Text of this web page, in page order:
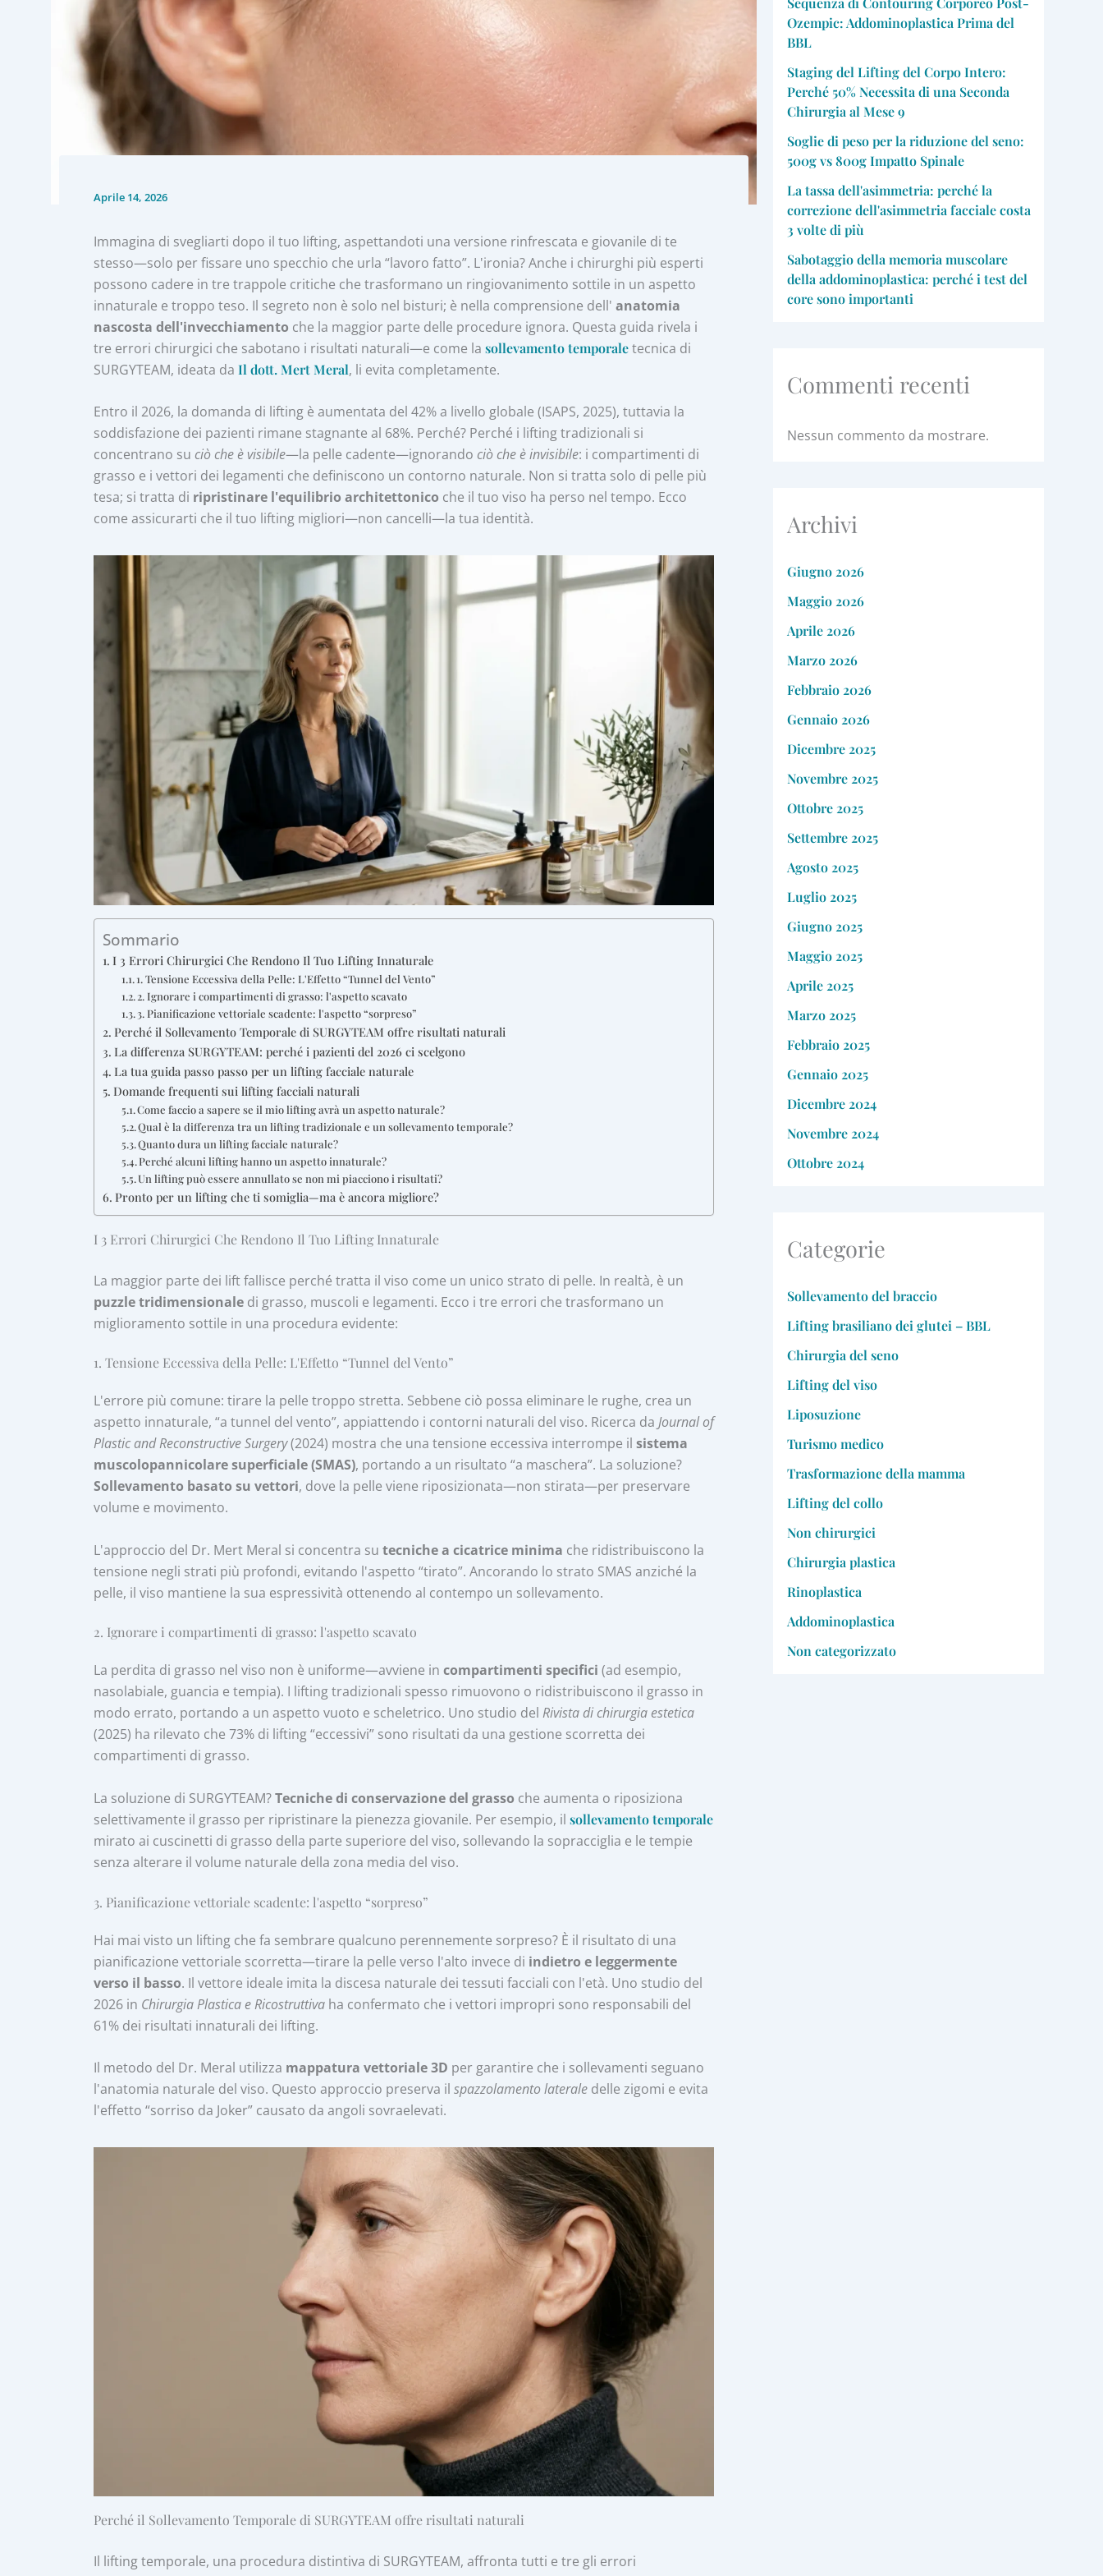
Aprile 14, 2026
Immagina di svegliarti dopo il tuo lifting, aspettandoti una versione rinfrescata e giovanile di te
stesso—solo per fissare uno specchio che urla “lavoro fatto”. L'ironia? Anche i chirurghi più esperti
possono cadere in tre trappole critiche che trasformano un ringiovanimento sottile in un aspetto
innaturale e troppo teso. Il segreto non è solo nel bisturi; è nella comprensione dell' anatomia
nascosta dell'invecchiamento che la maggior parte delle procedure ignora. Questa guida rivela i
tre errori chirurgici che sabotano i risultati naturali—e come la sollevamento temporaletecnica di
SURGYTEAM, ideata da Il dott. Mert Meral, li evita completamente.
Entro il 2026, la domanda di lifting è aumentata del 42% a livello globale (ISAPS, 2025), tuttavia la
soddisfazione dei pazienti rimane stagnante al 68%. Perché? Perché i lifting tradizionali si
concentrano su ciò che è visibile—la pelle cadente—ignorando ciò che è invisibile: i compartimenti di
grasso e i vettori dei legamenti che definiscono un contorno naturale. Non si tratta solo di pelle più
tesa; si tratta di ripristinare l'equilibrio architettonico che il tuo viso ha perso nel tempo. Ecco
come assicurarti che il tuo lifting migliori—non cancelli—la tua identità.
Sommario
I 3 Errori Chirurgici Che Rendono Il Tuo Lifting Innaturale
1. Tensione Eccessiva della Pelle: L'Effetto “Tunnel del Vento”
2. Ignorare i compartimenti di grasso: l'aspetto scavato
3. Pianificazione vettoriale scadente: l'aspetto “sorpreso”
Perché il Sollevamento Temporale di SURGYTEAM offre risultati naturali
La differenza SURGYTEAM: perché i pazienti del 2026 ci scelgono
La tua guida passo passo per un lifting facciale naturale
Domande frequenti sui lifting facciali naturali
Come faccio a sapere se il mio lifting avrà un aspetto naturale?
Qual è la differenza tra un lifting tradizionale e un sollevamento temporale?
Quanto dura un lifting facciale naturale?
Perché alcuni lifting hanno un aspetto innaturale?
Un lifting può essere annullato se non mi piacciono i risultati?
Pronto per un lifting che ti somiglia—ma è ancora migliore?
I 3 Errori Chirurgici Che Rendono Il Tuo Lifting Innaturale
La maggior parte dei lift fallisce perché tratta il viso come un unico strato di pelle. In realtà, è un
puzzle tridimensionale di grasso, muscoli e legamenti. Ecco i tre errori che trasformano un
miglioramento sottile in una procedura evidente:
1. Tensione Eccessiva della Pelle: L'Effetto “Tunnel del Vento”
L'errore più comune: tirare la pelle troppo stretta. Sebbene ciò possa eliminare le rughe, crea un
aspetto innaturale, “a tunnel del vento”, appiattendo i contorni naturali del viso. Ricerca da Journal of
Plastic and Reconstructive Surgery(2024) mostra che una tensione eccessiva interrompe il sistema
muscolopannicolare superficiale (SMAS), portando a un risultato “a maschera”. La soluzione?
Sollevamento basato su vettori, dove la pelle viene riposizionata—non stirata—per preservare
volume e movimento.
L'approccio del Dr. Mert Meral si concentra su tecniche a cicatrice minima che ridistribuiscono la
tensione negli strati più profondi, evitando l'aspetto “tirato”. Ancorando lo strato SMAS anziché la
pelle, il viso mantiene la sua espressività ottenendo al contempo un sollevamento.
2. Ignorare i compartimenti di grasso: l'aspetto scavato
La perdita di grasso nel viso non è uniforme—avviene in compartimenti specifici (ad esempio,
nasolabiale, guancia e tempia). I lifting tradizionali spesso rimuovono o ridistribuiscono il grasso in
modo errato, portando a un aspetto vuoto e scheletrico. Uno studio del Rivista di chirurgia estetica
(2025) ha rilevato che 73% di lifting “eccessivi” sono risultati da una gestione scorretta dei
compartimenti di grasso.
La soluzione di SURGYTEAM?Tecniche di conservazione del grasso che aumenta o riposiziona
selettivamente il grasso per ripristinare la pienezza giovanile. Per esempio, il sollevamento temporale
mirato ai cuscinetti di grasso della parte superiore del viso, sollevando la sopracciglia e le tempie
senza alterare il volume naturale della zona media del viso.
3. Pianificazione vettoriale scadente: l'aspetto “sorpreso”
Hai mai visto un lifting che fa sembrare qualcuno perennemente sorpreso? È il risultato di una
pianificazione vettoriale scorretta—tirare la pelle verso l'alto invece di indietro e leggermente
verso il basso. Il vettore ideale imita la discesa naturale dei tessuti facciali con l'età. Uno studio del
2026 in Chirurgia Plastica e Ricostruttiva ha confermato che i vettori impropri sono responsabili del
61% dei risultati innaturali dei lifting.
Il metodo del Dr. Meral utilizza mappatura vettoriale 3D per garantire che i sollevamenti seguano
l'anatomia naturale del viso. Questo approccio preserva il spazzolamento laterale delle zigomi e evita
l'effetto “sorriso da Joker” causato da angoli sovraelevati.
Perché il Sollevamento Temporale di SURGYTEAM offre risultati naturali
Il lifting temporale, una procedura distintiva di SURGYTEAM, affronta tutti e tre gli errori
Ozempic: Addominoplastica Prima del
BBL
Staging del Lifting del Corpo Intero:
Perché 50% Necessita di una Seconda
Chirurgia al Mese 9
Soglie di peso per la riduzione del seno:
500g vs 800g Impatto Spinale
La tassa dell'asimmetria: perché la
correzione dell'asimmetria facciale costa
3 volte di più
Sabotaggio della memoria muscolare
della addominoplastica: perché i test del
core sono importanti
Commenti recenti
Nessun commento da mostrare.
Archivi
Giugno 2026
Maggio 2026
Aprile 2026
Marzo 2026
Febbraio 2026
Gennaio 2026
Dicembre 2025
Novembre 2025
Ottobre 2025
Settembre 2025
Agosto 2025
Luglio 2025
Giugno 2025
Maggio 2025
Aprile 2025
Marzo 2025
Febbraio 2025
Gennaio 2025
Dicembre 2024
Novembre 2024
Ottobre 2024
Categorie
Sollevamento del braccio
Lifting brasiliano dei glutei – BBL
Chirurgia del seno
Lifting del viso
Liposuzione
Turismo medico
Trasformazione della mamma
Lifting del collo
Non chirurgici
Chirurgia plastica
Rinoplastica
Addominoplastica
Non categorizzato